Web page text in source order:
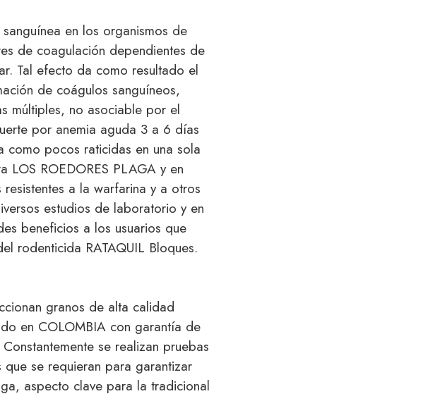
en los organismos de
de coagulación dependientes de
Tal efecto da como resultado el
de coágulos sanguíneos,
múltiples, no asociable por el
por anemia aguda 3 a 6 días
pocos raticidas en una sola
LOS ROEDORES PLAGA y en
resistentes a la warfarina y a otros
estudios de laboratorio y en
beneficios a los usuarios que
rodenticida RATAQUIL Bloques.
granos de alta calidad
en COLOMBIA con garantía de
se realizan pruebas
se requieran para garantizar
aspecto clave para la tradicional